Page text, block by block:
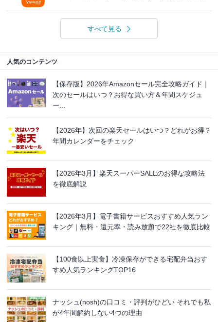
すべて見る
人気のコンテンツ
【保存版】2026年Amazonセール完全攻略ガイド｜
次のセールはいつ？お得な買い方＆年間スケジュ
ー...
【2026年】次回の楽天セールはいつ？どれがお得？
年間カレンダーをチェック
【2026年3月】楽天スーパーSALEのお得な攻略法
を徹底解説
【2026年3月】電子書籍サービスおすすめ人気ラン
キング｜無料・還元率・読み放題で22社を徹底比較
【100食以上実食】冷凍保存ができる宅配弁当おす
すめ人気ランキングTOP16
ナッシュ(nosh)の口コミ・評判がひどい それでも私
が4年間解約しない4つの理由